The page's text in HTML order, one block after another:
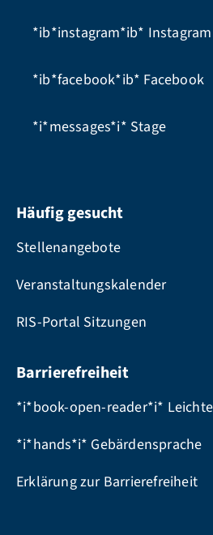
*ib*instagram*ib* Instagram
*ib*facebook*ib* Facebook
*i*messages*i* Stage
Häufig gesucht
Stellenangebote
Veranstaltungskalender
RIS-Portal Sitzungen
Barrierefreiheit
*i*book-open-reader*i*
*i*hands*i* Gebärdensprache
Erklärung zur Barrierefreiheit